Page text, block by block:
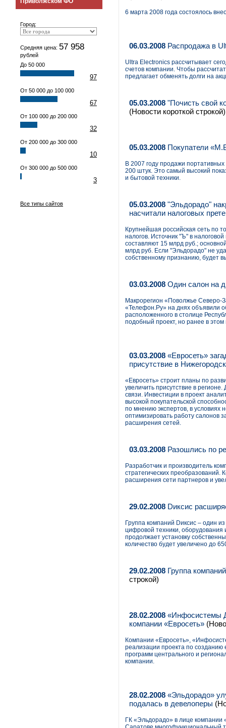
Город:
Средняя цена: 57 958
рублей
До 50 000
97
От 50 000 до 100 000
67
От 100 000 до 200 000
32
От 200 000 до 300 000
10
От 300 000 до 500 000
3
Все типы сайтов
6 марта 2008 года состоялось
06.03.2008 Распродажа в
Ultra Electronics рассчитывает
счетов компании. Чтобы
предлагает обменять долги на
05.03.2008 "Почисть свой
(Новости короткой строкой)
05.03.2008 Покупатели
В 2007 году продажи
200 штук. Это самый высокий
и бытовой техники.
05.03.2008 "Эльдорадо"
насчитали налоговых
Крупнейшая российская сеть по
налогов. Источник "Ъ" в
составляют 15 млрд руб.;
млрд руб. Если "Эльдорадо" не
собственному признанию, будет
03.03.2008 Один салон на
Макрорегион «Поволжье Северо-
«Телефон.Ру» на днях объявили
расположенного в столице
подобный проект, но ранее в этом
03.03.2008 «Евросеть»
присутствие в
«Евросеть» строит планы по
увеличить присутствие в
связи. Инвестиции в проект
высокой покупательской
по мнению экспертов, в условиях
оптимизировать работу салонов
расширения сетей.
03.03.2008 Разошлись по
Разработчик и производитель
стратегических преобразований.
расширения сети партнеров и
29.02.2008 Dиксис
Группа компаний Dиксис – один
цифровой техники, оборудования
продолжает установку
количество будет увеличено до
29.02.2008 Группа
строкой)
28.02.2008 «Инфосистемы
компании «Евросеть»
Компании «Евросеть»,
реализации проекта по созданию
программ центрального и
компании.
28.02.2008 «Эльдорадо»
подалась в девелоперы
ГК «Эльдорадо» в лице